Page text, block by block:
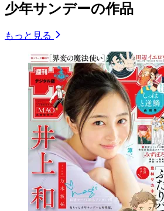
少年サンデーの作品
もっと見る